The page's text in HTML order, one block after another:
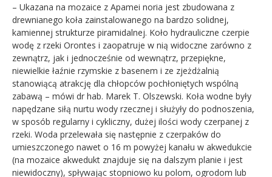
– Ukazana na mozaice z Apamei noria jest zbudowana z
drewnianego koła zainstalowanego na bardzo solidnej,
kamiennej strukturze piramidalnej. Koło hydrauliczne czerpie
wodę z rzeki Orontes i zaopatruje w nią widoczne zarówno z
zewnątrz, jak i jednocześnie od wewnątrz, przepiękne,
niewielkie łaźnie rzymskie z basenem i ze zjeżdżalnią
stanowiącą atrakcję dla chłopców pochłoniętych wspólną
zabawą – mówi dr hab. Marek T. Olszewski. Koła wodne były
napędzane siłą nurtu wody rzecznej i służyły do podnoszenia,
w sposób regularny i cykliczny, dużej ilości wody czerpanej z
rzeki. Woda przelewała się następnie z czerpaków do
umieszczonego nawet o 16 m powyżej kanału w akwedukcie
(na mozaice akwedukt znajduje się na dalszym planie i jest
niewidoczny), spływając stopniowo ku polom, ogrodom lub